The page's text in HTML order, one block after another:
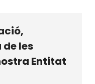
les
Entitat